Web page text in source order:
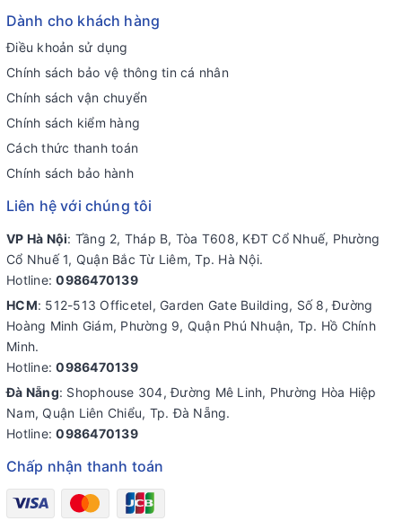
Dành cho khách hàng
Điều khoản sử dụng
Chính sách bảo vệ thông tin cá nhân
Chính sách vận chuyển
Chính sách kiểm hàng
Cách thức thanh toán
Chính sách bảo hành
Liên hệ với chúng tôi
VP Hà Nội: Tầng 2, Tháp B, Tòa T608, KĐT Cổ Nhuế, Phường
Cổ Nhuế 1, Quận Bắc Từ Liêm, Tp. Hà Nội.
Hotline:0986470139
HCM: 512-513 Officetel, Garden Gate Building, Số 8, Đường
Hoàng Minh Giám, Phường 9, Quận Phú Nhuận, Tp. Hồ Chính
Minh.
Hotline:0986470139
Đà Nẵng: Shophouse 304, Đường Mê Linh, Phường Hòa Hiệp
Nam, Quận Liên Chiểu, Tp. Đà Nẵng.
Hotline:0986470139
Chấp nhận thanh toán